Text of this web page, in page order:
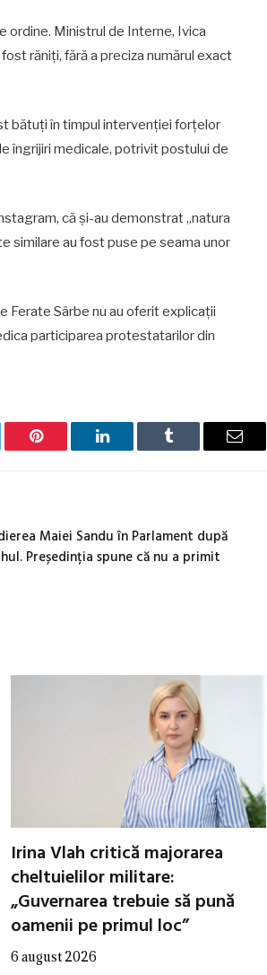
ordine. Ministrul de Interne, Ivica
răniți, fără a preciza numărul exact
bătuți în timpul intervenției forțelor
îngrijiri medicale, potrivit postului de
că și-au demonstrat „natura
similare au fost puse pe seama unor
Ferate Sârbe nu au oferit explicații
participarea protestatarilor din
Pinterest LinkedIn Tumblr Email
Maiei Sandu în Parlament după
Președinția spune că nu a primit
Irina Vlah critică majorarea
cheltuielilor militare:
„Guvernarea trebuie să pună
oamenii pe primul loc”
6 august 2026